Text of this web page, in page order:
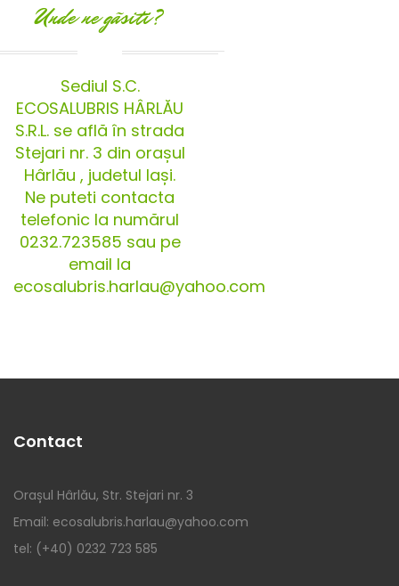
Unde ne gãsiti?
Sediul S.C.
ECOSALUBRIS HÂRLĂU
S.R.L. se află în strada
Stejari nr. 3 din orașul
Hârlău , judetul Iași.
Ne puteti contacta
telefonic la numărul
0232.723585 sau pe
email la
ecosalubris.harlau@yahoo.com
Contact
Orașul Hârlău, Str. Stejari nr. 3
Email: ecosalubris.harlau@yahoo.com
tel: (+40) 0232 723 585